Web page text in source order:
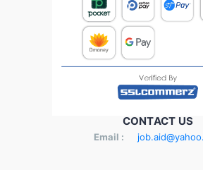
CONTACT US
Email :